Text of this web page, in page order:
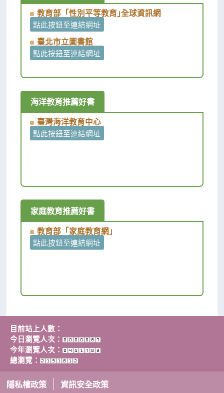
教育部「性別平等教育｣全球資訊網
點此按鈕至連結網址
臺北市立圖書館
點此按鈕至連結網址
海洋教育推薦好書
臺灣海洋教育中心
點此按鈕至連結網址
家庭教育推薦好書
教育部「家庭教育網｣
點此按鈕至連結網址
目前站上人數：
今日瀏覽人次：
今年瀏覽人次：
總瀏覽：
隱私權政策 資訊安全政策